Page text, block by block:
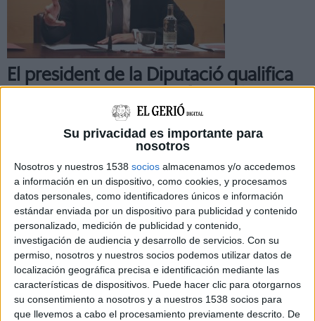
Su privacidad es importante para
nosotros
Nosotros y nuestros 1538 socios almacenamos y/o accedemos
a información en un dispositivo, como cookies, y procesamos
datos personales, como identificadores únicos e información
estándar enviada por un dispositivo para publicidad y contenido
personalizado, medición de publicidad y contenido,
investigación de audiencia y desarrollo de servicios. Con su
permiso, nosotros y nuestros socios podemos utilizar datos de
localización geográfica precisa e identificación mediante las
características de dispositivos. Puede hacer clic para otorgarnos
su consentimiento a nosotros y a nuestros 1538 socios para
que llevemos a cabo el procesamiento previamente descrito. De
El president de la Diputació qualifica
viatges de ''solució temporal''
El president de la Diputació de Girona, Miquel Noguer, ha
justificat els contractes a una sola agència de viatges sense
licitació prèvia com una solució que s'utilitzava ...
Notícia